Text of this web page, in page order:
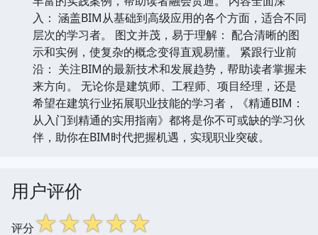
入： 涵盖BIM从基础到高级应用的各个方面，适合不同
层次的学习者。 图文并茂，易于理解： 配合清晰的图
示和实例，使复杂的概念变得直观易懂。 紧跟行业前
沿： 关注BIM的最新技术和发展趋势，帮助读者掌握未
来方向。 无论你是建筑师、工程师、项目经理，还是
希望在建筑行业拓展职业技能的学习者，《精通BIM：
从入门到精通的实用指南》都将是你不可或缺的学习伙
伴，助你在BIM时代把握机遇，实现职业突破。
用户评价
评分☆☆☆☆☆